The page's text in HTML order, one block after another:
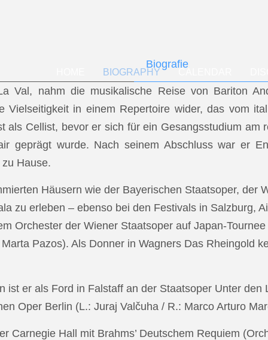
BIOGRAPHY
Biografie
Val, nahm die musikalische Reise von Bariton
Vielseitigkeit in einem Repertoire wider, das vom
als Cellist, bevor er sich für ein Gesangsstudium
geprägt wurde. Nach seinem Abschluss war er
Hause.
Häusern wie der Bayerischen Staatsoper, der
zu erleben – ebenso bei den Festivals in Salzburg,
Orchester der Wiener Staatsoper auf Japan-
Pazos). Als Donner in Wagners Das Rheingold
ist er als Ford in Falstaff an der Staatsoper Unter
Oper Berlin (L.: Juraj Valčuha / R.: Marco Arturo
Carnegie Hall mit Brahms’ Deutschem Requiem